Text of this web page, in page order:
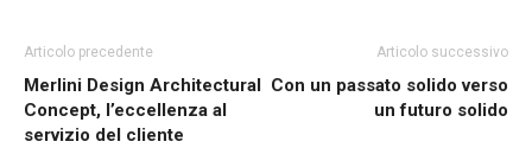
Articolo precedente
Merlini Design Architectural
Concept, l’eccellenza al
servizio del cliente
Articolo successivo
Con un passato solido verso
un futuro solido